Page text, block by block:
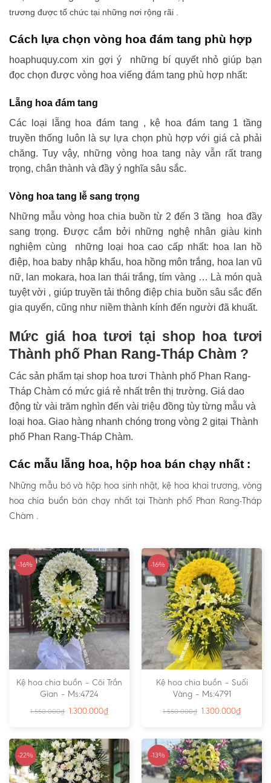
trương được tổ chức tại những nơi rộng rãi .
Cách lựa chọn vòng hoa đám tang phù hợp
hoaphuquy.com xin gợi ý những bí quyết nhỏ giúp bạn
đọc chọn được vòng hoa viếng đám tang phù hợp nhất:
Lẵng hoa đám tang
Các loại lẵng hoa đám tang , kệ hoa đám tang 1 tầng
truyền thống luôn là sự lựa chọn phù hợp với giá cả phải
chăng. Tuy vậy, những vòng hoa tang này vẫn rất trang
trọng, chân thành và đầy ý nghĩa sâu sắc.
Vòng hoa tang lễ sang trọng
Những mẫu vòng hoa chia buồn từ 2 đến 3 tầng hoa đầy
sang trọng. Được cắm bởi những nghệ nhân giàu kinh
nghiệm cùng những loại hoa cao cấp nhất: hoa lan hồ
điệp, hoa baby nhập khẩu, hoa hồng môn trắng, hoa lan vũ
nữ, lan mokara, hoa lan thái trắng, tím vàng … Là món quà
tuyệt vời , giúp truyền tải thông điệp chia buồn sâu sắc đến
gia quyến, cũng như niềm thành kính đến người đã khuất.
Mức giá hoa tươi tại shop hoa tươi
Thành phố Phan Rang-Tháp Chàm ?
Các sản phẩm tại shop hoa tươi Thành phố Phan Rang-
Tháp Chàm có mức giá rẻ nhất trên thị trường. Giá dao
động từ vài trăm nghìn đến vài triệu đồng tùy từng mẫu và
loại hoa. Giao hàng nhanh chóng trong vòng 2 gitại Thành
phố Phan Rang-Tháp Chàm.
Các mẫu lẵng hoa, hộp hoa bán chạy nhất :
Những mẫu bó và hộp hoa sinh nhật, kệ hoa khai trương, vòng
hoa chia buồn bán chạy nhất tại Thành phố Phan Rang-Tháp
Chàm .
-16%
Kệ hoa chia buồn – Cõi Trần
Gian – Ms:4724
1.550.000₫ 1.300.000₫
-16%
Kệ hoa chia buồn – Suối
Vàng – Ms:4791
1.550.000₫ 1.300.000₫
-22% -13%